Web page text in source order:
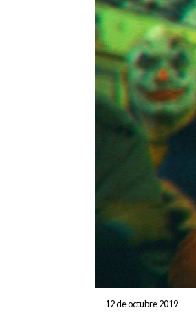
12 de octubre 2019